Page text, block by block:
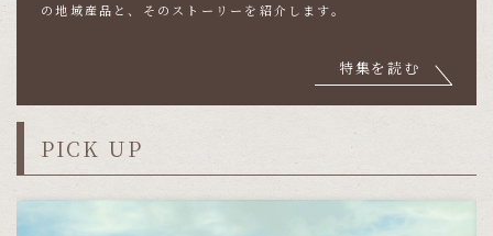
の地域産品と、そのストーリーを紹介します。
特集を読む
PICK UP